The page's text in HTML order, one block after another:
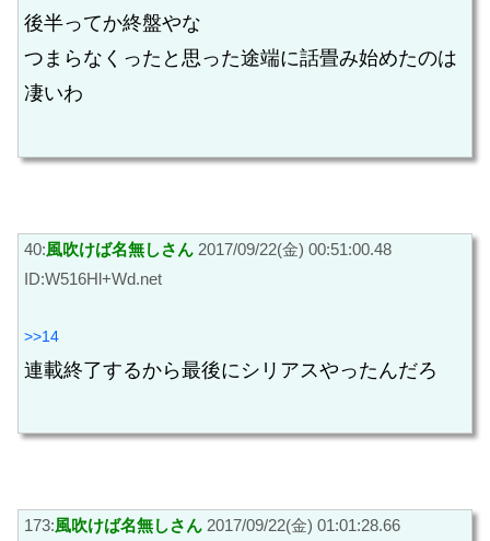
後半ってか終盤やな
つまらなくったと思った途端に話畳み始めたのは
凄いわ
40:風吹けば名無しさん 2017/09/22(金) 00:51:00.48
ID:W516Hl+Wd.net
>>14
連載終了するから最後にシリアスやったんだろ
173:風吹けば名無しさん 2017/09/22(金) 01:01:28.66